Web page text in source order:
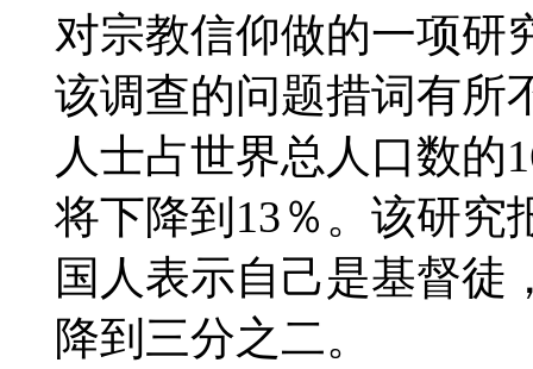
对宗教信仰做的一项研
该调查的问题措词有所
人士占世界总人口数的
将下降到13％。该研究
国人表示自己是基督徒
降到三分之二。